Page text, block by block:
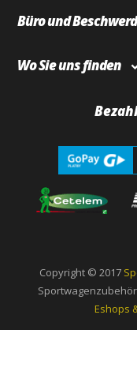
Büro und
Wo Sie uns finden
Copyright © 2017
Eshops